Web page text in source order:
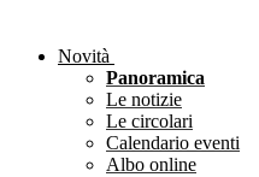
Novità
Panoramica
Le notizie
Le circolari
Calendario eventi
Albo online